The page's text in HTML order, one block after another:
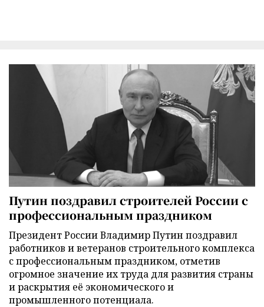
Путин поздравил строителей России с
профессиональным праздником
Президент России Владимир Путин поздравил
работников и ветеранов строительного комплекса
с профессиональным праздником, отметив
огромное значение их труда для развития страны
и раскрытия её экономического и
промышленного потенциала.